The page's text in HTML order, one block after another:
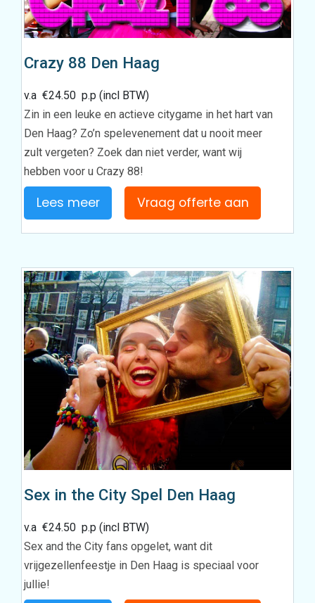
Crazy 88 Den Haag
v.a€24.50 p.p (incl BTW)
Zin in een leuke en actieve citygame in het hart van
Den Haag? Zo’n spelevenement dat u nooit meer
zult vergeten? Zoek dan niet verder, want wij
hebben voor u Crazy 88!
Lees meer Vraag offerte aan
Sex in the City Spel Den Haag
v.a€24.50 p.p (incl BTW)
Sex and the City fans opgelet, want dit
vrijgezellenfeestje in Den Haag is speciaal voor
jullie!